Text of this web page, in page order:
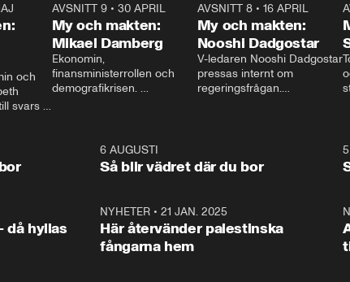
och
svars
AVSNITT 9• 30 APRIL
My och makten:
Mikael Damberg
Ekonomin,
finansministerrollen och
demografikrisen.
och Makten.
AVSNITT 8• 16 APRIL
My och makten:
Nooshi Dadgostar
V-ledaren Nooshi Dadgostar
pressas internt om
regeringsfrågan.
– Vi ställer upp i val. Ska vi
vara med så sitter vi förstås
1:066 AUGUSTI
Så blir vädret där du bor
då hyllas
NYHETER •21 JAN. 2025
Här återvänder palestinska
fångarna hem